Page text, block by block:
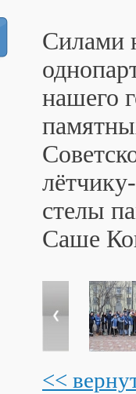
Силами
нашего
стелы
Саше
<<